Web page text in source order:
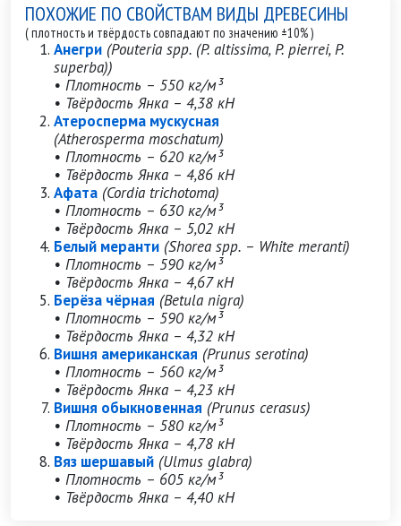
ПОХОЖИЕ ПО СВОЙСТВАМ ВИДЫ ДРЕВЕСИНЫ
( плотность и твёрдость совпадают по значению ±10% )
Анегри (Pouteria spp. (P. altissima, P. pierrei, P.
superba))
• Плотность – 550 кг/м³
• Твёрдость Янка – 4,38 кН
Атеросперма мускусная
(Atherosperma moschatum)
• Плотность – 620 кг/м³
• Твёрдость Янка – 4,86 кН
Афата (Cordia trichotoma)
• Плотность – 630 кг/м³
• Твёрдость Янка – 5,02 кН
Белый меранти (Shorea spp. – White meranti)
• Плотность – 590 кг/м³
• Твёрдость Янка – 4,67 кН
Берёза чёрная (Betula nigra)
• Плотность – 590 кг/м³
• Твёрдость Янка – 4,32 кН
Вишня американская (Prunus serotina)
• Плотность – 560 кг/м³
• Твёрдость Янка – 4,23 кН
Вишня обыкновенная (Prunus cerasus)
• Плотность – 580 кг/м³
• Твёрдость Янка – 4,78 кН
Вяз шершавый (Ulmus glabra)
• Плотность – 605 кг/м³
• Твёрдость Янка – 4,40 кН